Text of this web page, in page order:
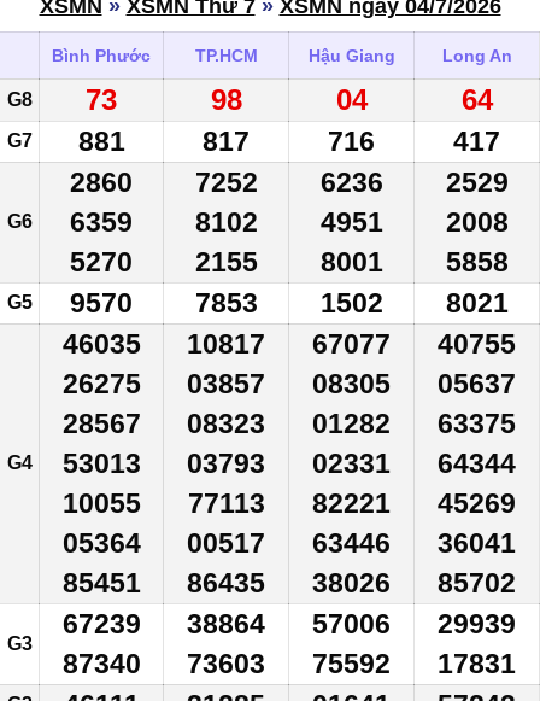
XSMN » XSMN Thứ 7» XSMN ngày 04/7/2026
Bình Phước TP.HCM Hậu Giang Long An
G8 73 98 04 64
G7 881 817 716 417
G6
2860
6359
5270
7252
8102
2155
6236
4951
8001
2529
2008
5858
G5 9570 7853 1502 8021
G4
46035
26275
28567
53013
10055
05364
85451
10817
03857
08323
03793
77113
00517
86435
67077
08305
01282
02331
82221
63446
38026
40755
05637
63375
64344
45269
36041
85702
G3
67239
87340
38864
73603
57006
75592
29939
17831